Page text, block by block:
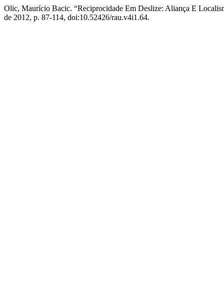
Olic, Maurício Bacic. “Reciprocidade Em Deslize: Aliança E
de 2012, p. 87-114, doi:10.52426/rau.v4i1.64.